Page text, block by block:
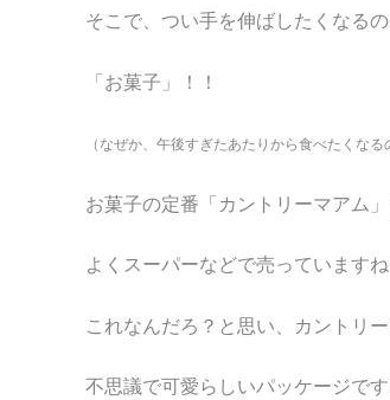
そこで、つい手を伸ばしたくなる
「お菓子」！！
（なぜか、午後すぎたあたりから食べたくな
お菓子の定番「カントリーマアム
よくスーパーなどで売っていますね
これなんだろ？と思い、カントリ
不思議で可愛らしいパッケージです